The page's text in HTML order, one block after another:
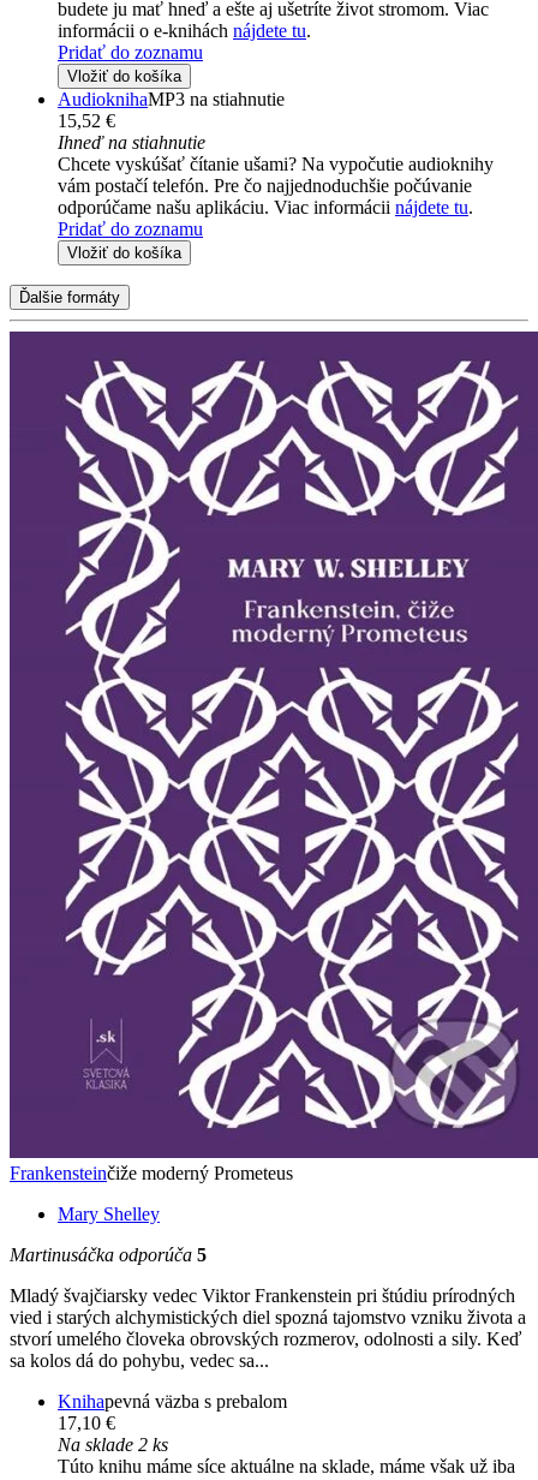
budete ju mať hneď a ešte aj ušetríte život stromom. Viac
informácii o e-knihách nájdete tu.
Pridať do zoznamu
Vložiť do košíka
AudioknihaMP3 na stiahnutie
15,52 €
Ihneď na stiahnutie
Chcete vyskúšať čítanie ušami? Na vypočutie audioknihy
vám postačí telefón. Pre čo najjednoduchšie počúvanie
odporúčame našu aplikáciu. Viac informácii nájdete tu.
Pridať do zoznamu
Vložiť do košíka
Ďalšie formáty
Frankensteinčiže moderný Prometeus
Mary Shelley
Martinusáčka odporúča 5
Mladý švajčiarsky vedec Viktor Frankenstein pri štúdiu prírodných
vied i starých alchymistických diel spozná tajomstvo vzniku života a
stvorí umelého človeka obrovských rozmerov, odolnosti a sily. Keď
sa kolos dá do pohybu, vedec sa...
Knihapevná väzba s prebalom
17,10 €
Na sklade 2 ks
Túto knihu máme síce aktuálne na sklade, máme však už iba